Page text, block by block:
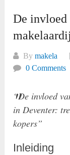
De invloed
Bymakela
0 Comments
“De invloed
in Deventer:
kopers”
Inleiding